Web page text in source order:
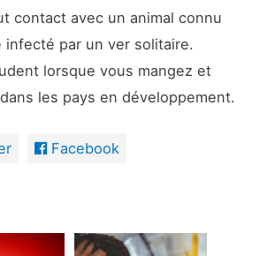
contact avec un animal connu
infecté par un ver solitaire.
lorsque vous mangez et
les pays en développement.
Facebook